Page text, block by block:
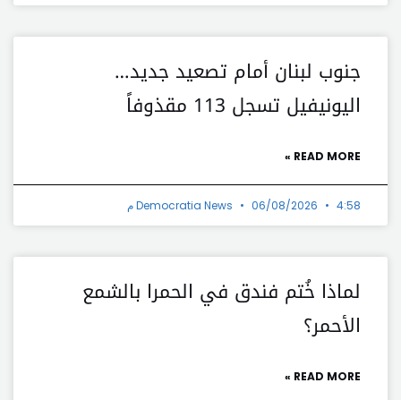
جنوب لبنان أمام تصعيد جديد…
اليونيفيل تسجل 113 مقذوفاً
READ MORE »
Democratia News 06/08/2026 4:58 م
لماذا خُتم فندق في الحمرا بالشمع
الأحمر؟
READ MORE »